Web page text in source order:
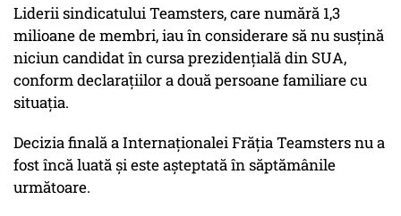
Liderii sindicatului Teamsters, care numără 1,3
milioane de membri, iau în considerare să nu susțină
niciun candidat în cursa prezidențială din SUA,
conform declarațiilor a două persoane familiare cu
situația.
Decizia finală a Internaționalei Frăția Teamsters nu a
fost încă luată și este așteptată în săptămânile
următoare.